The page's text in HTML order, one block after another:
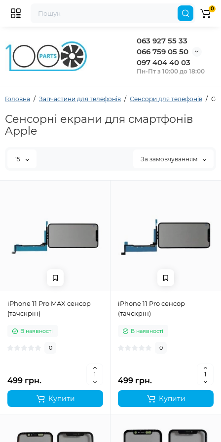
063 927 55 33
066 759 05 50
097 404 40 03
Пн-Пт з 10:00 до 18:00
0
Головна Запчастини для телефонів Сенсори для телефонів
Сенсорні екрани для смартфонів
Apple
15 За замовчуванням
iPhone 11 Pro MAX сенсор
(тачскрін)
В наявності
0
499 грн.
Купити
iPhone 11 Pro сенсор
(тачскрін)
В наявності
0
499 грн.
Купити